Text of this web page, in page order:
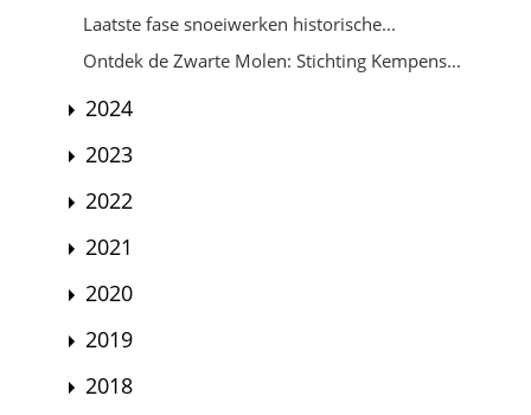
Laatste fase snoeiwerken historische...
Ontdek de Zwarte Molen: Stichting Kempens...
2024
2023
2022
2021
2020
2019
2018